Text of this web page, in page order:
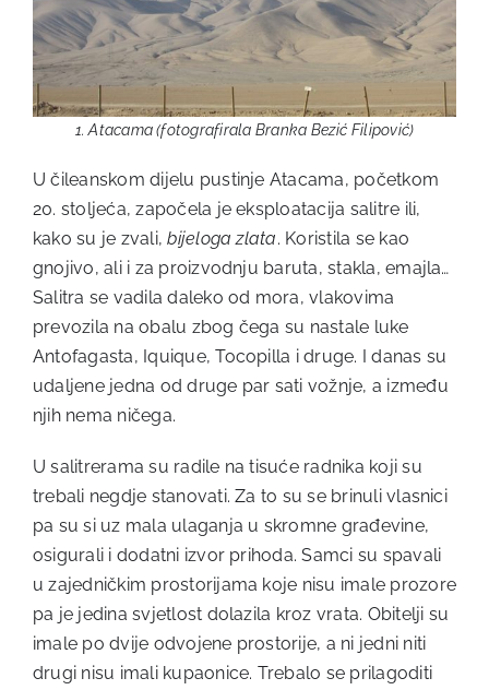
1. Atacama (fotografirala Branka Bezić Filipović)
U čileanskom dijelu pustinje Atacama, početkom
20. stoljeća, započela je eksploatacija salitre ili,
kako su je zvali,bijeloga zlata. Koristila se kao
gnojivo, ali i za proizvodnju baruta, stakla, emajla…
Salitra se vadila daleko od mora, vlakovima
prevozila na obalu zbog čega su nastale luke
Antofagasta, Iquique, Tocopilla i druge. I danas su
udaljene jedna od druge par sati vožnje, a između
njih nema ničega.
U salitrerama su radile na tisuće radnika koji su
trebali negdje stanovati. Za to su se brinuli vlasnici
pa su si uz mala ulaganja u skromne građevine,
osigurali i dodatni izvor prihoda. Samci su spavali
u zajedničkim prostorijama koje nisu imale prozore
pa je jedina svjetlost dolazila kroz vrata. Obitelji su
imale po dvije odvojene prostorije, a ni jedni niti
drugi nisu imali kupaonice. Trebalo se prilagoditi